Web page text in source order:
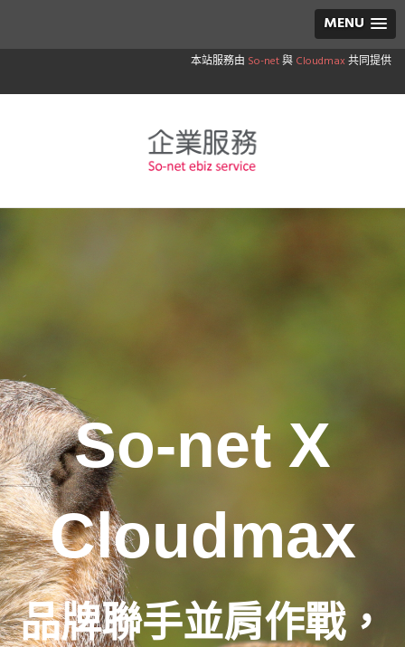
MENU
本站服務由 So-net與 Cloudmax共同提供
So-net X
Cloudmax
品牌聯手並肩作戰，